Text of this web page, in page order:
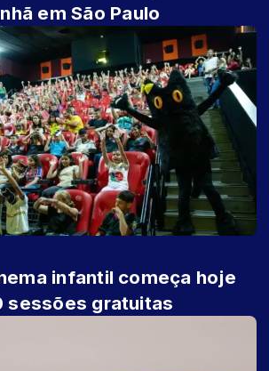
em São Paulo
infantil começa hoje
sessões gratuitas